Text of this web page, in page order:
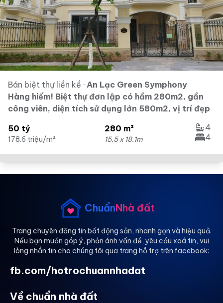
Bán biệt thự liền kề · An Lạc Green Symphony
Hàng hiếm! Biệt thự đơn lập có hầm 280m2, gần
công viên, diện tích sử dụng lớn 580m2, vị trí đẹp
50 tỷ
178.6 triệu/m²
280 m²
15.5 x 18.1m
4
4
ChuẩnNhà đất
Trang chuyên đăng tin bất động sản, nhanh gọn và hiệu quả.
Nếu bạn muốn góp ý, phản ánh vấn đề, yêu cầu xoá tin, vui
lòng nhắn tin cho chúng tôi qua trang hỗ trợ trên facebook:
fb.com/hotrochuannhadat
Về chuẩn nhà đất